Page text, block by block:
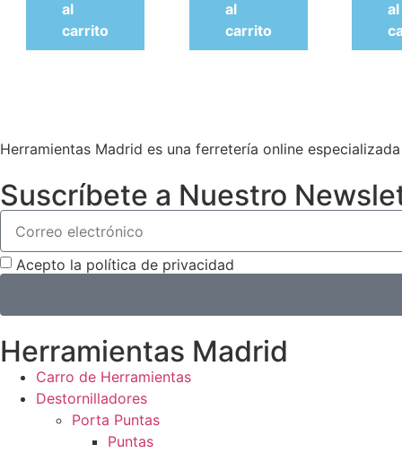
al
carrito
al
carrito
al
Herramientas Madrid es una ferretería online
Suscríbete a Nuestro
Acepto la política de privacidad
Herramientas Madrid
Carro de Herramientas
Destornilladores
Porta Puntas
Puntas